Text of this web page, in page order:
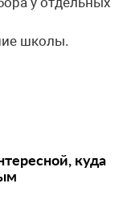
школы.
куда